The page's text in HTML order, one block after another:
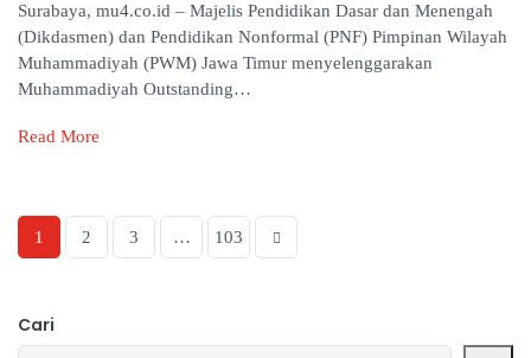
Surabaya, mu4.co.id – Majelis Pendidikan Dasar dan Menengah
(Dikdasmen) dan Pendidikan Nonformal (PNF) Pimpinan Wilayah
Muhammadiyah (PWM) Jawa Timur menyelenggarakan
Muhammadiyah Outstanding…
Read More
1 2 3 … 103
Cari